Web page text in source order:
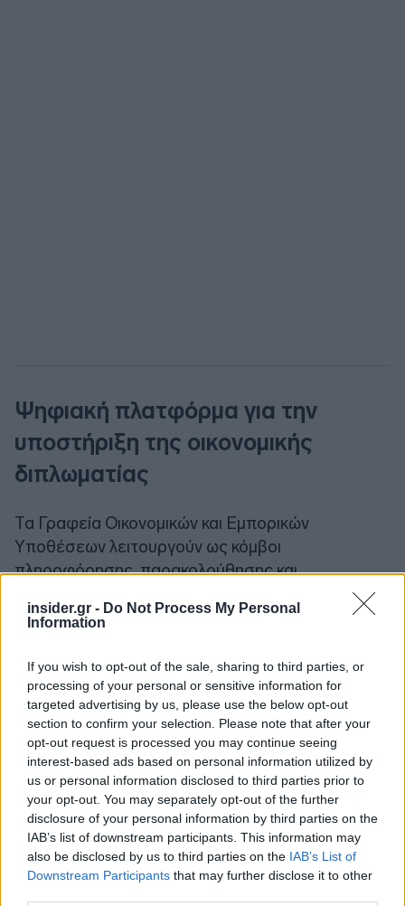
insider.gr - Do Not Process My Personal
Information
If you wish to opt-out of the sale, sharing to third parties, or
processing of your personal or sensitive information for
targeted advertising by us, please use the below opt-out
section to confirm your selection. Please note that after your
opt-out request is processed you may continue seeing
interest-based ads based on personal information utilized by
us or personal information disclosed to third parties prior to
your opt-out. You may separately opt-out of the further
disclosure of your personal information by third parties on the
IAB’s list of downstream participants. This information may
also be disclosed by us to third parties on the IAB’s List of
Downstream Participants that may further disclose it to other
Ψηφιακή πλατφόρμα για την
υποστήριξη της οικονομικής
διπλωματίας
Τα Γραφεία Οικονομικών και Εμπορικών
Υποθέσεων λειτουργούν ως κόμβοι
πληροφόρησης, παρακολούθησης και
παρουσίας στο εξωτερικό. Ο όγκος της
διεθνών οικονομικών εξελίξεων καθιστούν
αναγκαία την ανάπτυξη ενός ενιαίου,
οργανωμένου και διαλειτουργικού συστήματος
καταγραφής και αξιοποίησης δεδομένων.
Η νέα ψηφιακή υποδομή θα λειτουργεί ως ενιαίο
σημείο πρόσβασης σε εκθέσεις, ενημερώσεις,
μελέτες, αναλύσεις και εισηγήσεις των Γραφείων,
καθώς και σε πληροφοριακό υλικό για αγορές του
εξωτερικού, επιχειρηματικές και επενδυτικές
ευκαιρίες, κλαδικές αναλύσεις, επιχειρηματικές